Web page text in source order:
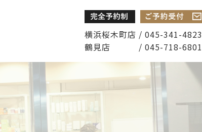
横浜桜木町店 / 045-341-4823
鶴見店 / 045-718-6801